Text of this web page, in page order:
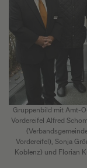
Gruppenbild mit Amt-
Vordereifel Alfred
Vordereifel), Sonja
Koblenz) und Florian